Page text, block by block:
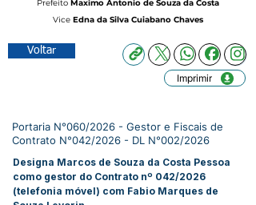
Prefeito Maximo Antonio de Souza da Costa
Vice Edna da Silva Cuiabano Chaves
Voltar
Imprimir
Portaria N°060/2026 - Gestor e Fiscais de
Contrato N°042/2026 - DL N°002/2026
Designa Marcos de Souza da Costa Pessoa
como gestor do Contrato nº 042/2026
(telefonia móvel) com Fabio Marques de